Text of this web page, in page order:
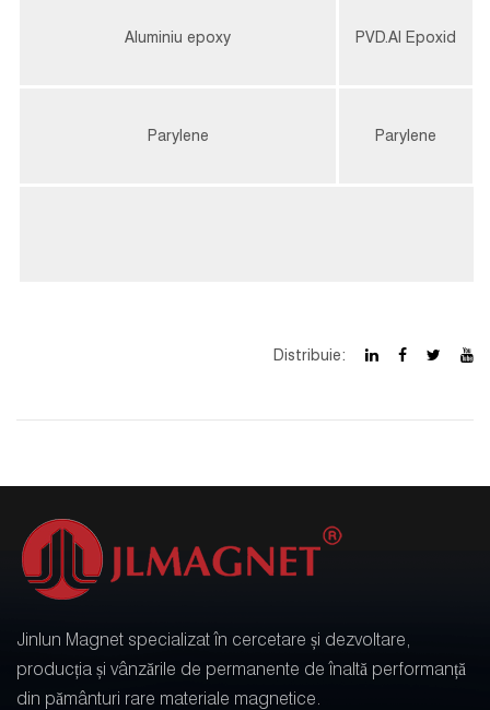
Aluminiu epoxy PVD.Al Epoxid
Parylene Parylene
Distribuie:
Jinlun Magnet specializat în cercetare și dezvoltare,
producția și vânzările de permanente de înaltă performanță
din pământuri rare materiale magnetice.